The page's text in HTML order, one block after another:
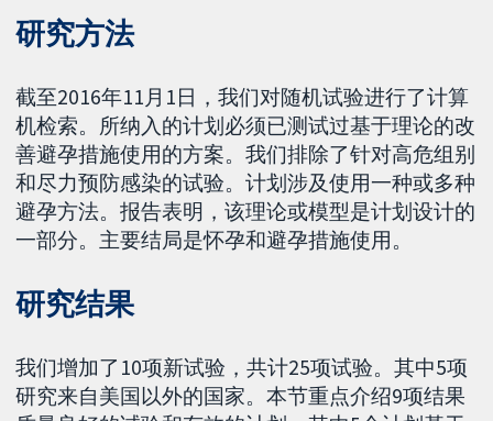
研究方法
截至2016年11月1日，我们对随机试验进行了计算
机检索。所纳入的计划必须已测试过基于理论的改
善避孕措施使用的方案。我们排除了针对高危组别
和尽力预防感染的试验。计划涉及使用一种或多种
避孕方法。报告表明，该理论或模型是计划设计的
一部分。主要结局是怀孕和避孕措施使用。
研究结果
我们增加了10项新试验，共计25项试验。其中5项
研究来自美国以外的国家。本节重点介绍9项结果